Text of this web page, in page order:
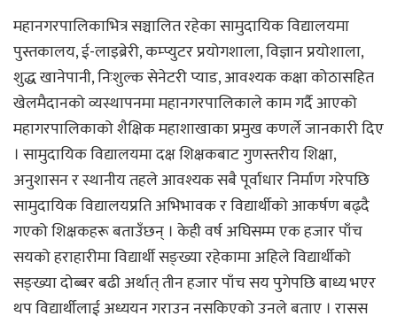
महानगरपालिकाभित्र सञ्चालित रहेका सामुदायिक विद्यालयमा
पुस्तकालय, ई-लाइब्रेरी, कम्प्युटर प्रयोगशाला, विज्ञान प्रयोशाला,
शुद्ध खानेपानी, निःशुल्क सेनेटरी प्याड, आवश्यक कक्षा कोठासहित
खेलमैदानको व्यस्थापनमा महानगरपालिकाले काम गर्दै आएको
महागरपालिकाको शैक्षिक महाशाखाका प्रमुख कणर्ले जानकारी दिए
। सामुदायिक विद्यालयमा दक्ष शिक्षकबाट गुणस्तरीय शिक्षा,
अनुशासन र स्थानीय तहले आवश्यक सबै पूर्वाधार निर्माण गरेपछि
सामुदायिक विद्यालयप्रति अभिभावक र विद्यार्थीको आकर्षण बढ्दै
गएको शिक्षकहरू बताउँछन् । केही वर्ष अघिसम्म एक हजार पाँच
सयको हराहारीमा विद्यार्थी सङ्ख्या रहेकामा अहिले विद्यार्थीको
सङ्ख्या दोब्बर बढी अर्थात् तीन हजार पाँच सय पुगेपछि बाध्य भएर
थप विद्यार्थीलाई अध्ययन गराउन नसकिएको उनले बताए । रासस